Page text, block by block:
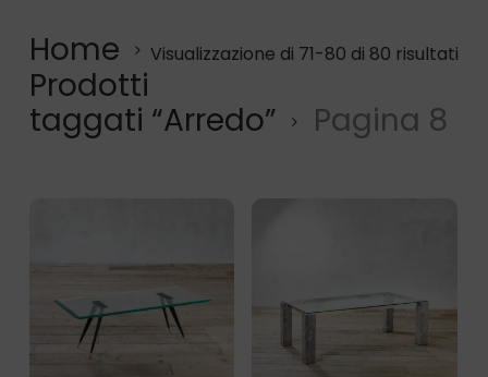
Visualizzazione di 71-80 di 80 risultati
Home
Prodotti
taggati “Arredo”
Pagina 8